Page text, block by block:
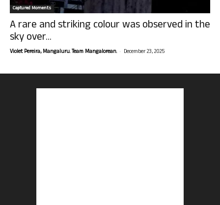
Captured Moments
A rare and striking colour was observed in the
sky over...
Violet Pereira, Mangaluru. Team Mangalorean. - December 23, 2025